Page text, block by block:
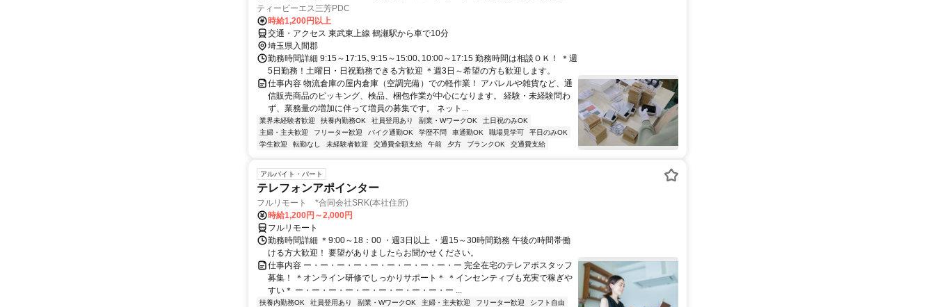
ティービーエス三芳PDC
時給1,200円以上
交通・アクセス 東武東上線 鶴瀬駅から車で10分
埼玉県入間郡
勤務時間詳細 9:15～17:15､9:15～15:00､10:00～17:15 勤務時間は相談ＯＫ！ ＊週
5日勤務！土曜日・日祝勤務できる方歓迎 ＊週3日～希望の方も歓迎します。
仕事内容 物流倉庫の屋内倉庫（空調完備）での軽作業！ アパレルや雑貨など、通
信販売商品のピッキング、検品、梱包作業が中心になります。 経験・未経験問わ
ず、業務量の増加に伴って増員の募集です。 ネット...
業界未経験者歓迎 扶養内勤務OK 社員登用あり 副業・WワークOK
土日祝のみOK
主婦・主夫歓迎
フリーター歓迎 バイク通勤OK 学歴不問 車通勤OK 職場見学可
平日のみOK
学生歓迎
転勤なし 未経験者歓迎 交通費全額支給 午前 夕方 ブランクOK 交通費支給
アルバイト・パート
テレフォンアポインター
フルリモート *合同会社SRK(本社住所)
時給1,200円～2,000円
フルリモート
勤務時間詳細 ＊9:00～18：00 ・週3日以上 ・週15～30時間勤務 午後の時間帯働
ける方大歓迎！ 要望がありましたらお聞かせください。
仕事内容 ー・ー・ー・ー・ー・ー・ー・ー・ー・ー 完全在宅のテレアポスタッフ
募集！ ＊オンライン研修でしっかりサポート＊ ＊インセンティブも充実で稼ぎや
すい＊ ー・ー・ー・ー・ー・ー・ー・ー・ー・ー ...
扶養内勤務OK 社員登用あり 副業・WワークOK 主婦・主夫歓迎 フリーター歓迎
シフト自由